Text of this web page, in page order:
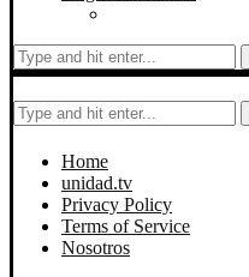
Home
unidad.tv
Privacy Policy
Terms of Service
Nosotros